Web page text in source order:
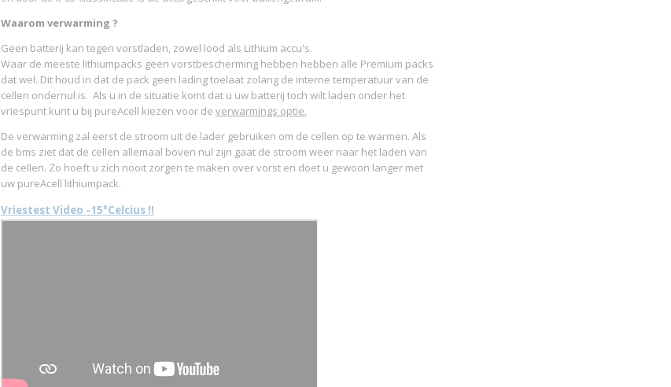
Waarom verwarming ?
Geen batterij kan tegen vorstladen, zowel lood als Lithium accu's.
Waar de meeste lithiumpacks geen vorstbescherming hebben hebben alle Premium packs
dat wel. Dit houd in dat de pack geen lading toelaat zolang de interne temperatuur van de
cellen ondernul is. Als u in de situatie komt dat u uw batterij toch wilt laden onder het
vriespunt kunt u bij pureAcell kiezen voor de verwarmings optie.
De verwarming zal eerst de stroom uit de lader gebruiken om de cellen op te warmen. Als
de bms ziet dat de cellen allemaal boven nul zijn gaat de stroom weer naar het laden van
de cellen. Zo hoeft u zich nooit zorgen te maken over vorst en doet u gewoon langer met
uw pureAcell lithiumpack.
Vriestest Video -15°Celcius !!